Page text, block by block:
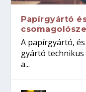
Papírgyártó
A papírgyártó,
gyártó technikus
a...